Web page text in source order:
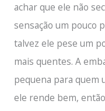
achar que ele não
sensação um pouco
talvez ele pese um
mais quentes. A
pequena para quem
ele rende bem,